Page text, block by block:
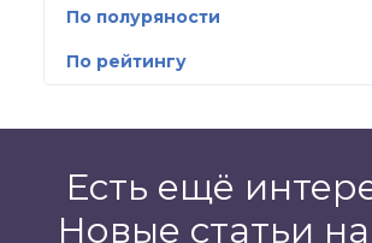
По полуряности
По рейтингу
Есть ещё
Новые статьи